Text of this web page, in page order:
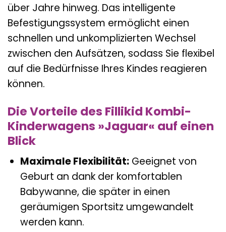
über Jahre hinweg. Das intelligente
Befestigungssystem ermöglicht einen
schnellen und unkomplizierten Wechsel
zwischen den Aufsätzen, sodass Sie flexibel
auf die Bedürfnisse Ihres Kindes reagieren
können.
Die Vorteile des Fillikid Kombi-
Kinderwagens »Jaguar« auf einen
Blick
Maximale Flexibilität:Geeignet von
Geburt an dank der komfortablen
Babywanne, die später in einen
geräumigen Sportsitz umgewandelt
werden kann.